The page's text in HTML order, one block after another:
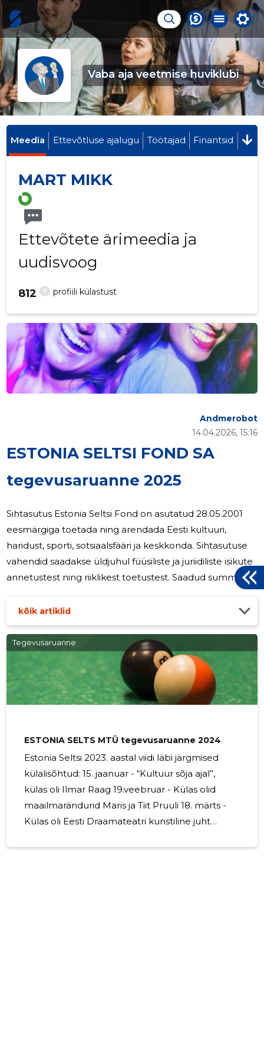
Vaba aja veetmise huviklubi
Meedia Ettevõtluse ajalugu Töötajad Finantsid
MART MIKK
Ettevõtete ärimeedia ja
uudisvoog
? profiili külastust
812
ESTONIA SELTSI FOND SA
tegevusaruanne 2025
14.04.2026, 15:16
Andmerobot
Sihtasutus Estonia Seltsi Fond on asutatud 28.05.2001
eesmärgiga toetada ning arendada Eesti kultuuri,
haridust, sporti, sotsiaalsfääri ja keskkonda. Sihtasutuse
vahendid saadakse üldjuhul füüsiliste ja juriidiliste isikute
annetustest ning riiklikest toetustest. Saadud summasid
edendada oma põhikirjas sätestatud eesmärke. 2025.
aastal olid peamised kulud seotud organisatsiooni
tavapärase toimimisega.
kõik artiklid
Tegevusaruanne
ESTONIA SELTS MTÜ tegevusaruanne 2024
Estonia Seltsi 2023. aastal viidi läbi järgmised
külalisõhtud: 15. jaanuar - “Kultuur sõja ajal”,
külas oli Ilmar Raag 19.veebruar - Külas olid
maailmarändurid Maris ja Tiit Pruuli 18. märts -
Külas oli Eesti Draamateatri kunstiline juht